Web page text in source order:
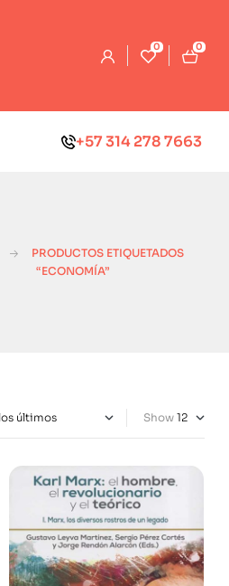
0 0
+57 314 278 7663
PRODUCTOS ETIQUETADOS
“ECONOMÍA”
Show